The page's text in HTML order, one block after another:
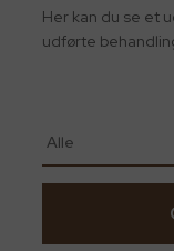
Her kan du se et
udførte